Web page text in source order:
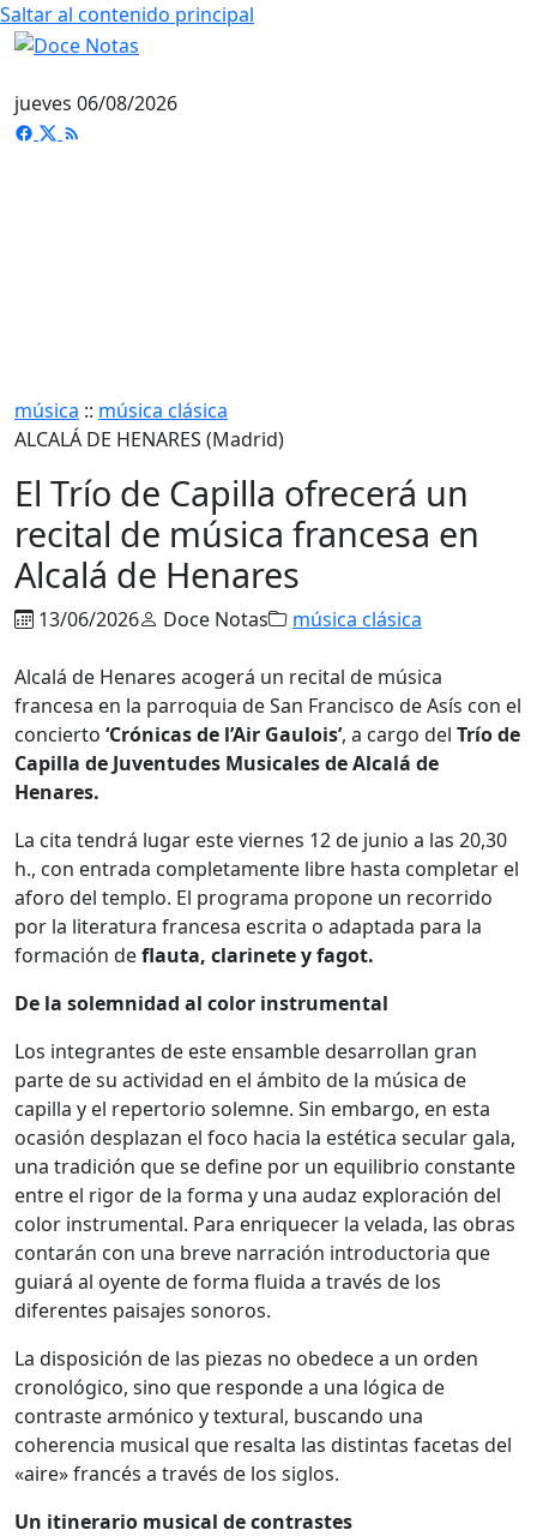
Saltar al contenido principal
jueves 06/08/2026
música :: música clásica
ALCALÁ DE HENARES (Madrid)
El Trío de Capilla ofrecerá un
recital de música francesa en
Alcalá de Henares
13/06/2026 Doce Notas música clásica
Alcalá de Henares acogerá un recital de música
francesa en la parroquia de San Francisco de Asís con el
concierto ‘Crónicas de l’Air Gaulois’, a cargo del Trío de
Capilla de Juventudes Musicales de Alcalá de
Henares.
La cita tendrá lugar este viernes 12 de junio a las 20,30
h., con entrada completamente libre hasta completar el
aforo del templo. El programa propone un recorrido
por la literatura francesa escrita o adaptada para la
formación deflauta, clarinete y fagot.
De la solemnidad al color instrumental
Los integrantes de este ensamble desarrollan gran
parte de su actividad en el ámbito de la música de
capilla y el repertorio solemne. Sin embargo, en esta
ocasión desplazan el foco hacia la estética secular gala,
una tradición que se define por un equilibrio constante
entre el rigor de la forma y una audaz exploración del
color instrumental. Para enriquecer la velada, las obras
contarán con una breve narración introductoria que
guiará al oyente de forma fluida a través de los
diferentes paisajes sonoros.
La disposición de las piezas no obedece a un orden
cronológico, sino que responde a una lógica de
contraste armónico y textural, buscando una
coherencia musical que resalta las distintas facetas del
«aire» francés a través de los siglos.
Un itinerario musical de contrastes